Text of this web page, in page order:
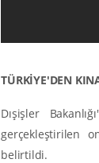
TÜRKİYE'DEN
Dışişler
gerçekleştirilen
belirtildi.